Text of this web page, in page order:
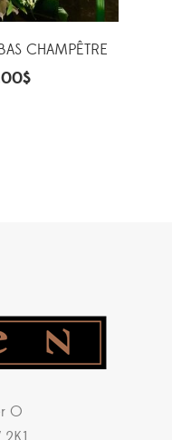
CHAMPÊTRE
$
O